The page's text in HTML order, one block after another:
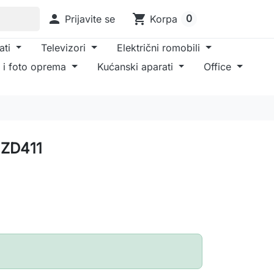
 Prijavite se shopping_cart Korpa 0
Televizori
Električni romobili
i foto oprema Kućanski aparati
Office